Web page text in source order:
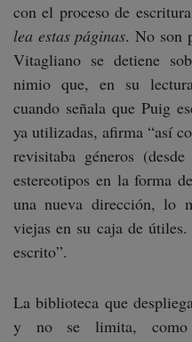
con el proceso de
lea estas páginas. No son
Vitagliano se detiene
nimio que, en su
cuando señala que Puig
ya utilizadas, afirma “así
revisitaba géneros
estereotipos en la forma
una nueva dirección, lo
viejas en su caja de
escrito”.
La biblioteca que
y no se limita, como